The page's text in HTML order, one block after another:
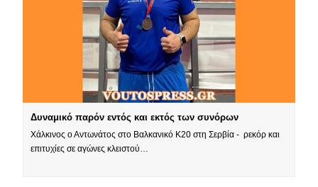
Δυναμικό παρόν εντός και εκτός των συνόρων
Χάλκινος ο Αντωνάτος στο Βαλκανικό Κ20 στη Σερβία - ρεκόρ και
επιτυχίες σε αγώνες κλειστού…